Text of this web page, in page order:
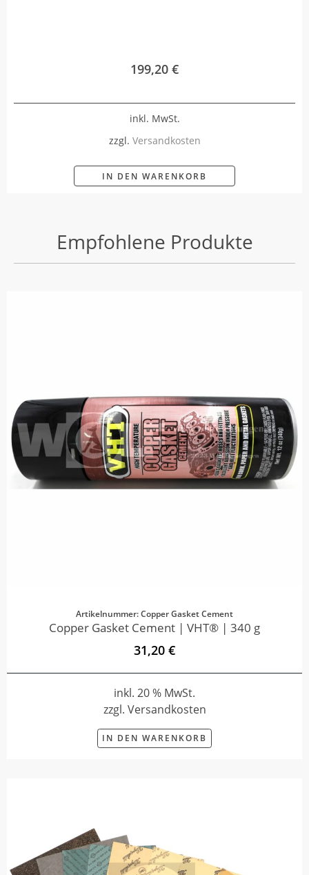
199,20 €
inkl. MwSt.
zzgl. Versandkosten
IN DEN WARENKORB
Empfohlene Produkte
Artikelnummer: Copper Gasket Cement
Copper Gasket Cement | VHT® | 340 g
31,20 €
inkl. 20 % MwSt.
zzgl. Versandkosten
IN DEN WARENKORB